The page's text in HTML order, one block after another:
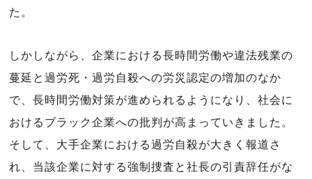
た。
しかしながら、企業における長時間労働や違法残業の
蔓延と過労死・過労自殺への労災認定の増加のなか
で、長時間労働対策が進められるようになり、社会に
おけるブラック企業への批判が高まっていきました。
そして、大手企業における過労自殺が大きく報道さ
れ、当該企業に対する強制捜査と社長の引責辞任がな